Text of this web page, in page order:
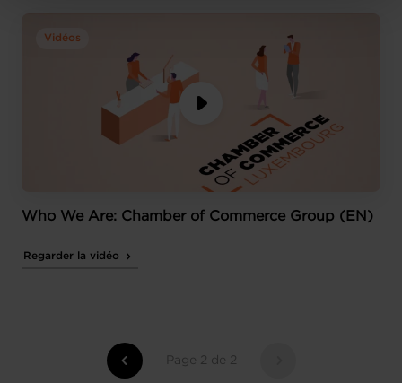
Vidéos
Who We Are: Chamber of Commerce Group (EN)
Regarder la vidéo
Page 2 de 2